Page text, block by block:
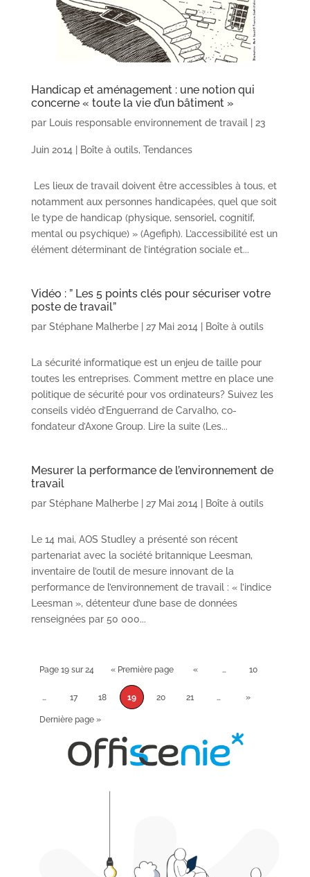
Handicap et aménagement : une notion qui
concerne « toute la vie d’un bâtiment »
par Louis responsable environnement de travail| 23
Juin 2014 Boîte à outils, Tendances
Les lieux de travail doivent être accessibles à tous, et
notamment aux personnes handicapées, quel que soit
le type de handicap (physique, sensoriel, cognitif,
mental ou psychique) » (Agefiph). L’accessibilité est un
élément déterminant de l’intégration sociale et...
Vidéo : ” Les 5 points clés pour sécuriser votre
poste de travail”
par Stéphane Malherbe| 27 Mai 2014 Boîte à outils
La sécurité informatique est un enjeu de taille pour
toutes les entreprises. Comment mettre en place une
politique de sécurité pour vos ordinateurs? Suivez les
conseils vidéo d’Enguerrand de Carvalho, co-
fondateur d’Axone Group. Lire la suite (Les...
Mesurer la performance de l’environnement de
travail
par Stéphane Malherbe| 27 Mai 2014 Boîte à outils
Le 14 mai, AOS Studley a présenté son récent
partenariat avec la société britannique Leesman,
inventaire de l’outil de mesure innovant de la
performance de l’environnement de travail : « l’indice
Leesman », détenteur d’une base de données
renseignées par 50 000...
Page 19 sur 24 « Première page « … 10
… 17 18 19 20 21 … »
Dernière page »